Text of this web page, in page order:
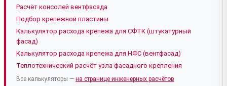
Расчёт консолей вентфасада
Подбор крепёжной пластины
Калькулятор расхода крепежа для СФТК (штукатурный
фасад)
Калькулятор расхода крепежа для НФС (вентфасад)
Теплотехнический расчёт узла фасадного крепления
Все калькуляторы — на странице инженерных расчётов